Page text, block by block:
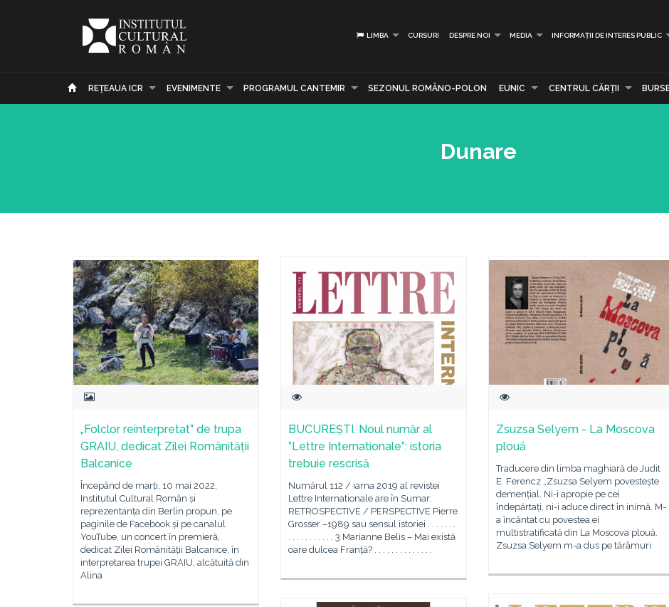
LIMBA CURSURI DESPRE NOI MEDIA INFORMAȚII DE INTERES PUBLIC
REŢEAUA ICR EVENIMENTE PROGRAMUL CANTEMIR SEZONUL ROMÂNO-POLON EUNIC CENTRUL CĂRŢII
Dunare
„Folclor reinterpretat” de trupa
GRAIU, dedicat Zilei Românității
Balcanice
Începând de marți, 10 mai 2022,
Institutul Cultural Român și
reprezentanța din Berlin propun, pe
paginile de Facebook și pe canalul
YouTube, un concert în premieră,
dedicat Zilei Românității Balcanice, în
interpretarea trupei GRAIU, alcătuită din
Alina
BUCUREȘTI. Noul număr al
”Lettre Internationale”: istoria
trebuie rescrisă
Numărul 112 / iarna 2019 al revistei
Lettre Internationale are în Sumar:
RETROSPECTIVE / PERSPECTIVE Pierre
Grosser –1989 sau sensul istoriei . . . . . . .
. . . . . . . . . . . 3 Marianne Belis – Mai există
oare dulcea Franță? . . . . . . . . . . . . . .
Zsuzsa Selyem - La Moscova
plouă
Traducere din limba maghiară de Judit
E. Ferencz „Zsuzsa Selyem povestește
demențial. Ni-i apropie pe cei
îndepărtați, ni-i aduce direct în inimă. M-
a încântat cu povestea ei
multistratificată din La Moscova plouă.
Zsuzsa Selyem m-a dus pe tărâmuri